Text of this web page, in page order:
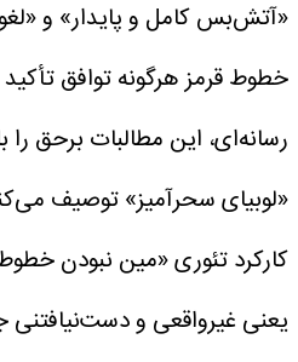
«آتش‌بس کامل و پایدار» و
خطوط قرمز هرگونه توافق تأکید
رسانه‌ای، این مطالبات برحق را
«لوبیای سحرآمیز» توصیف
کارکرد تئوری «مین نبودن
یعنی غیرواقعی و